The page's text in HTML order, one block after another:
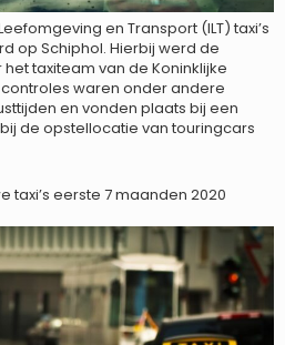
en Transport (ILT) taxi’s
op Schiphol. Hierbij werd de
taxiteam van de Koninklijke
waren onder andere
en vonden plaats bij een
de opstellocatie van touringcars
taxi’s eerste 7 maanden 2020